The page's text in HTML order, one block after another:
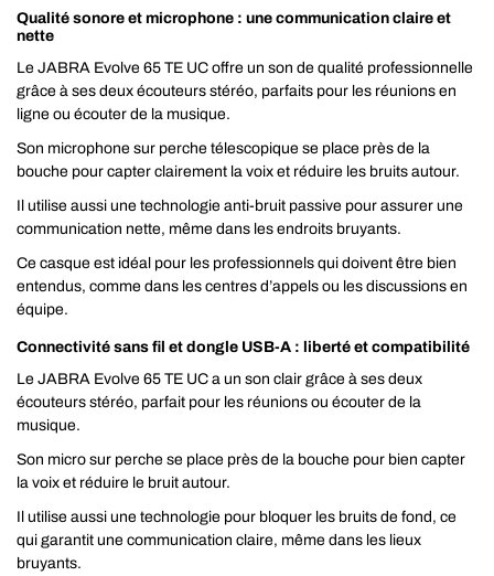
Qualité sonore et microphone : une communication claire et
nette
Le JABRA Evolve 65 TE UC offre un son de qualité professionnelle
grâce à ses deux écouteurs stéréo, parfaits pour les réunions en
ligne ou écouter de la musique.
Son microphone sur perche télescopique se place près de la
bouche pour capter clairement la voix et réduire les bruits autour.
Il utilise aussi une technologie anti-bruit passive pour assurer une
communication nette, même dans les endroits bruyants.
Ce casque est idéal pour les professionnels qui doivent être bien
entendus, comme dans les centres d’appels ou les discussions en
équipe.
Connectivité sans fil et dongle USB-A : liberté et compatibilité
Le JABRA Evolve 65 TE UC a un son clair grâce à ses deux
écouteurs stéréo, parfait pour les réunions ou écouter de la
musique.
Son micro sur perche se place près de la bouche pour bien capter
la voix et réduire le bruit autour.
Il utilise aussi une technologie pour bloquer les bruits de fond, ce
qui garantit une communication claire, même dans les lieux
bruyants.